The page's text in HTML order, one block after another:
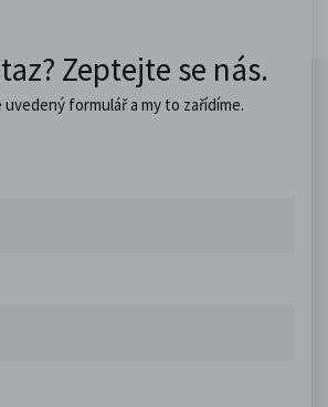
Zeptejte se nás.
uvedený formulář a my to zařídíme.